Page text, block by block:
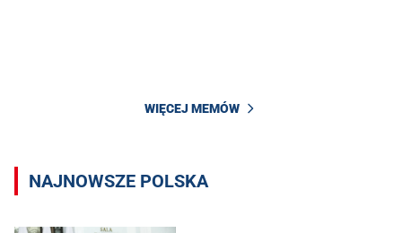
WIĘCEJ MEMÓW
NAJNOWSZE POLSKA